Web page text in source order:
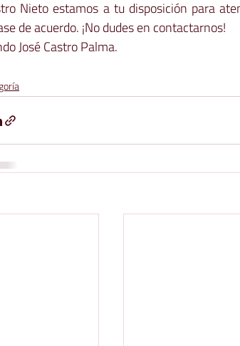
Nieto estamos a tu disposición para
de acuerdo. ¡No dudes en contactarnos!
José Castro Palma.